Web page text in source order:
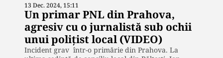
13 Dec. 2024, 15:11
Un primar PNL din Prahova,
agresiv cu o jurnalistă sub ochii
unui polițist local (VIDEO)
Incident grav într-o primărie din Prahova. La